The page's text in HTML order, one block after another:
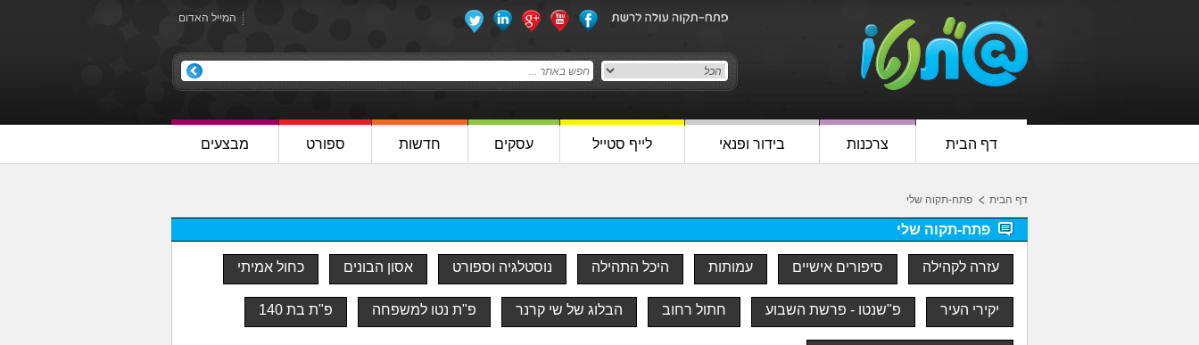
המייל האדום
דף הבית צרכנות בידור ופנאי לייף סטייל עסקים חדשות ספורט מבצעים
דף הבית פתח-תקוה שלי
פתח-תקוה שלי
עזרה לקהילה סיפורים אישיים עמותות היכל התהילה נוסטלגיה וספורט אסון הבונים כחול אמיתי
יקירי העיר פ"שנטו - פרשת השבוע חתול רחוב הבלוג של שי קרנר פ"ת נטו למשפחה פ"ת בת 140